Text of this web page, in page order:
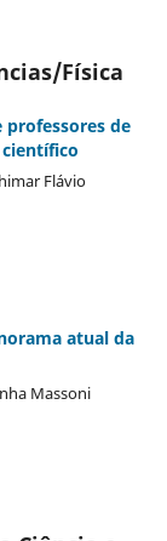
Física
professores de
Flávio
atual da
Massoni